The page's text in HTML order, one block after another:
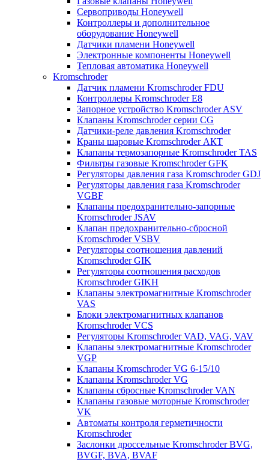
Сервоприводы Honeywell
Контроллеры и дополнительное
оборудование Honeywell
Датчики пламени Honeywell
Электронные компоненты Honeywell
Тепловая автоматика Honeywell
Kromschroder
Датчик пламени Kromschroder FDU
Контроллеры Kromschroder E8
Запорное устройство Kromschroder ASV
Клапаны Kromschroder серии CG
Датчики-реле давления Kromschroder
Краны шаровые Kromschroder АКТ
Клапаны термозапорные Kromschroder TAS
Фильтры газовые Kromschroder GFK
Регуляторы давления газа Kromschroder GDJ
Регуляторы давления газа Kromschroder
VGBF
Клапаны предохранительно-запорные
Kromschroder JSAV
Клапан предохранительно-сбросной
Kromschroder VSBV
Регуляторы соотношения давлений
Kromschroder GIK
Регуляторы соотношения расходов
Kromschroder GIKH
Клапаны электромагнитные Kromschroder
VAS
Блоки электромагнитных клапанов
Kromschroder VCS
Регуляторы Kromschroder VAD, VAG, VAV
Клапаны электромагнитные Kromschroder
VGP
Клапаны Kromschroder VG 6-15/10
Клапаны Kromschroder VG
Клапаны сбросные Kromschroder VAN
Клапаны газовые моторные Kromschroder
VK
Автоматы контроля герметичности
Kromschroder
Заслонки дроссельные Kromschroder BVG,
BVGF, BVA, BVAF